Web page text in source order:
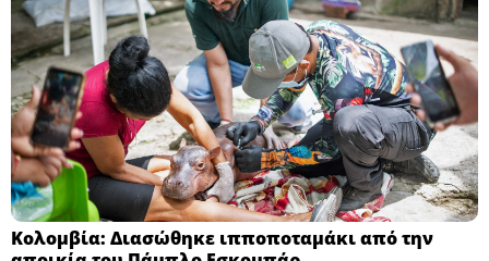
Κολομβία: Διασώθηκε ιπποποταμάκι από την